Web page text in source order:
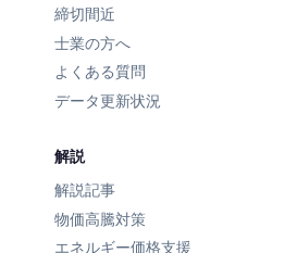
締切間近
士業の方へ
よくある質問
データ更新状況
解説
解説記事
物価高騰対策
エネルギー価格支援